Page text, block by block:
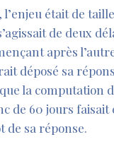
l’enjeu était de
de deux
après
déposé sa
la computation
de 60 jours faisait
de sa réponse.